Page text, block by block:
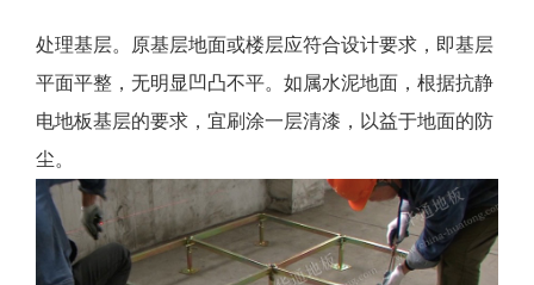
处理基层。原基层地面或楼层应符合设计要求，即基层
平面平整，无明显凹凸不平。如属水泥地面，根据抗静
电地板基层的要求，宜刷涂一层清漆，以益于地面的防
尘。